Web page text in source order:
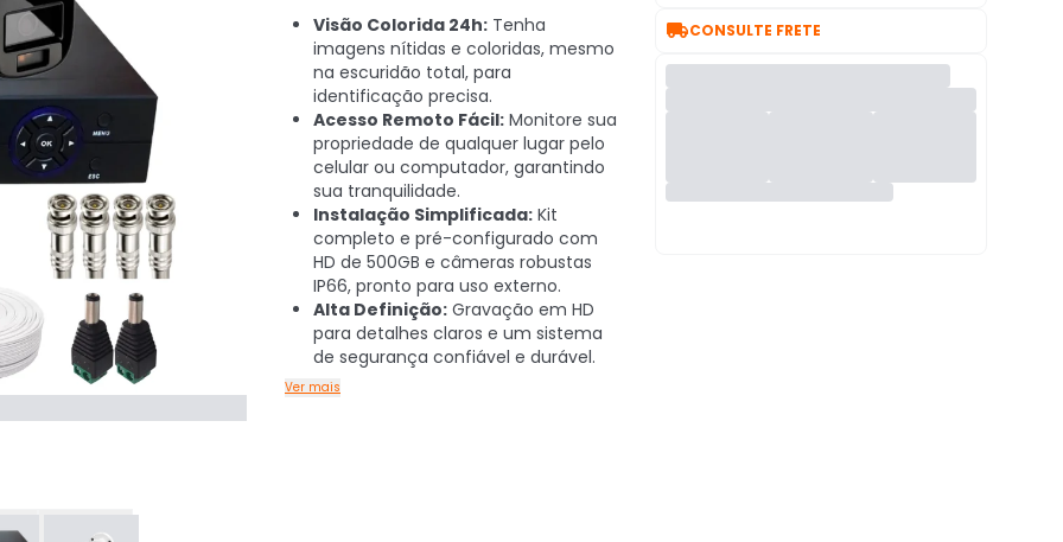
Visão Colorida 24h: Tenha
imagens nítidas e coloridas, mesmo
na escuridão total, para
identificação precisa.
Acesso Remoto Fácil: Monitore sua
propriedade de qualquer lugar pelo
celular ou computador, garantindo
sua tranquilidade.
Instalação Simplificada: Kit
completo e pré-configurado com
HD de 500GB e câmeras robustas
IP66, pronto para uso externo.
Alta Definição: Gravação em HD
para detalhes claros e um sistema
de segurança confiável e durável.
Ver mais
CONSULTE FRETE